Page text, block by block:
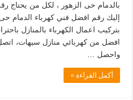
بالدمام حى الزهور ، لكل من يحتاج
إليك رقم افضل فني كهرباء الدمام حى
بتركيب اعمال الكهرباء بالمنازل
افضل من كهربائي منازل سيهات،
واحصل …
أكمل القراءة »